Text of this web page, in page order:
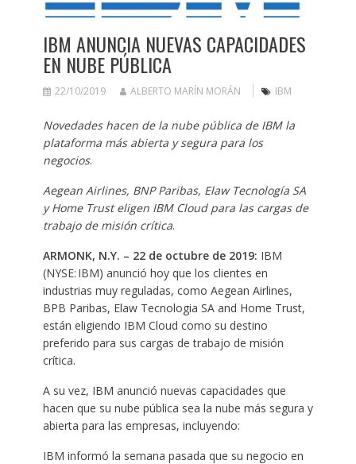
IBM ANUNCIA NUEVAS CAPACIDADES
EN NUBE PÚBLICA
22/10/2019 ALBERTO MARÍN MORÁN IBM
Novedades hacen de la nube pública de IBM la
plataforma más abierta y segura para los
negocios.
Aegean Airlines, BNP Paribas, Elaw Tecnología SA
y Home Trust eligen IBM Cloud para las cargas de
trabajo de misión crítica.
ARMONK, N.Y. – 22 de octubre de 2019: IBM
(NYSE: IBM) anunció hoy que los clientes en
industrias muy reguladas, como Aegean Airlines,
BPB Paribas, Elaw Tecnologia SA and Home Trust,
están eligiendo IBM Cloud como su destino
preferido para sus cargas de trabajo de misión
crítica.
A su vez, IBM anunció nuevas capacidades que
hacen que su nube pública sea la nube más segura y
abierta para las empresas, incluyendo:
IBM informó la semana pasada que su negocio en